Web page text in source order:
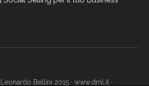
Bellini 2015 · www.dml.it ·